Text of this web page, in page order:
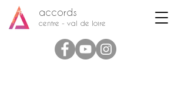
accords
centre - val de loire